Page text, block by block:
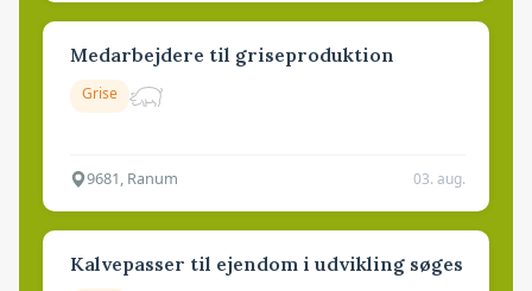
Medarbejdere til griseproduktion
Grise
9681, Ranum 03. aug.
Kalvepasser til ejendom i udvikling søges